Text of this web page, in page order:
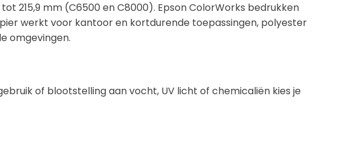
215,9 mm (C6500 en C8000). Epson ColorWorks bedrukken
werkt voor kantoor en kortdurende toepassingen, polyester
omgevingen.
of blootstelling aan vocht, UV licht of chemicaliën kies je